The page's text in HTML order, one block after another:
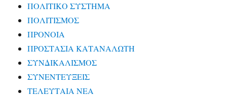
ΠΟΛΙΤΙΚΟ ΣΥΣΤΗΜΑ
ΠΟΛΙΤΙΣΜΟΣ
ΠΡΟΝΟΙΑ
ΠΡΟΣΤΑΣΙΑ ΚΑΤΑΝΑΛΩΤΗ
ΣΥΝΔΙΚΑΛΙΣΜΟΣ
ΣΥΝΕΝΤΕΥΞΕΙΣ
ΤΕΛΕΥΤΑΙΑ ΝΕΑ